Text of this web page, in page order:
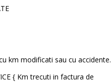
km modificati sau cu accidente.
{ Km trecuti in factura de